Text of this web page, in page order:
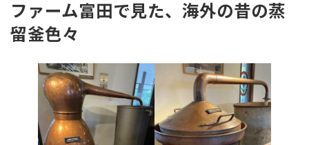
ファーム富田で見た、海外の昔の蒸
留釜色々